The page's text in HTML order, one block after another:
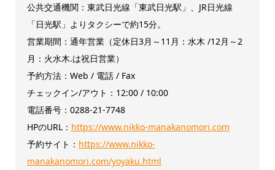
公共交通機関：東武日光線「東武日光駅」、JR日光線
「日光駅」よりタクシーで約15分。
営業期間：通年営業（定休日3月～11月：水木 /12月～2
月：火水木.は祝日営業）
予約方法：Web / 電話 / Fax
チェックイン/アウト：12:00 / 10:00
電話番号：0288-21-7748
HPのURL： https://www.nikko-manakanomori.com
予約サイト： https://www.nikko-
manakanomori.com/yoyaku.html